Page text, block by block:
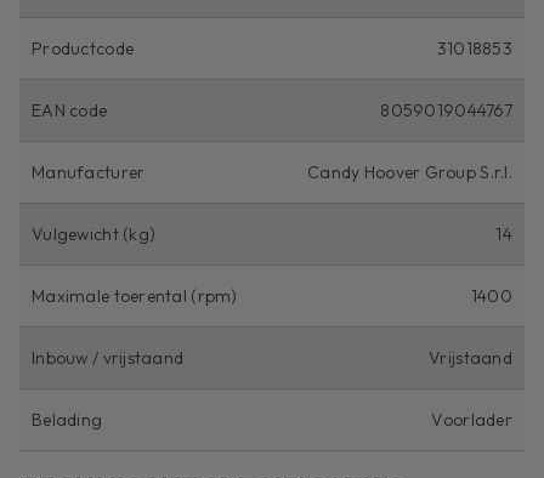
Productcode 31018853
EAN code 8059019044767
Manufacturer Candy Hoover Group S.r.l.
Vulgewicht (kg) 14
Maximale toerental (rpm) 1400
Inbouw / vrijstaand Vrijstaand
Belading Voorlader